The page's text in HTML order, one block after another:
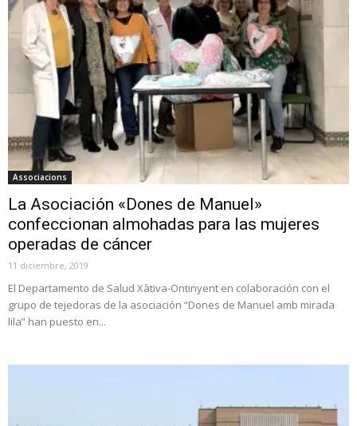
Associacions
La Asociación «Dones de Manuel»
confeccionan almohadas para las mujeres
operadas de cáncer
11 diciembre, 2019
El Departamento de Salud Xàtiva-Ontinyent en colaboración con el
grupo de tejedoras de la asociación “Dones de Manuel amb mirada
lila” han puesto en...